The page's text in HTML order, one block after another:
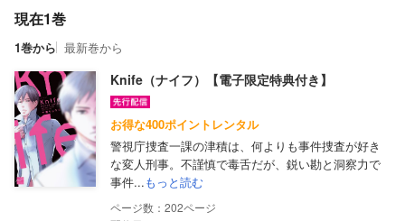
現在1巻
1巻から 最新巻から
Knife（ナイフ）【電子限定特典付き】
お得な400ポイントレンタル
警視庁捜査一課の津積は、何よりも事件捜査が好き
な変人刑事。不謹慎で毒舌だが、鋭い勘と洞察力で
事件...もっと読む
202